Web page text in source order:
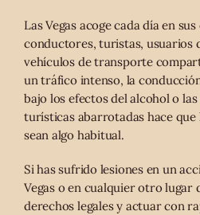
Las Vegas acoge cada día en
conductores, turistas, usuarios
vehículos de transporte
un tráfico intenso, la
bajo los efectos del alcohol o
turísticas abarrotadas hace
sean algo habitual.
Si has sufrido lesiones en un
Vegas o en cualquier otro lugar
derechos legales y actuar con